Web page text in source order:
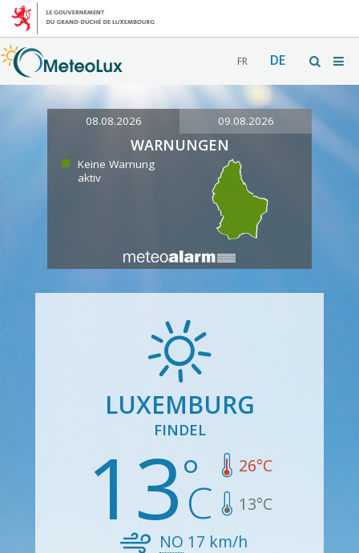
FR DE
08.08.2026 09.08.2026
WARNUNGEN
Keine Warnung
aktiv
LUXEMBURG
FINDEL
13 26°C
13°C
NO 17 km/h